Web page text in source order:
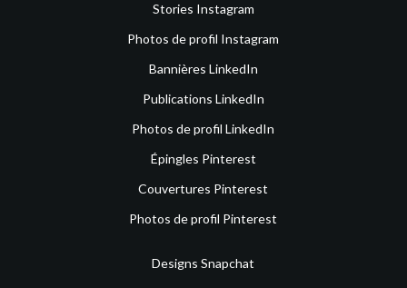
Stories Instagram
Photos de profil Instagram
Bannières LinkedIn
Publications LinkedIn
Photos de profil LinkedIn
Épingles Pinterest
Couvertures Pinterest
Photos de profil Pinterest
Designs Snapchat